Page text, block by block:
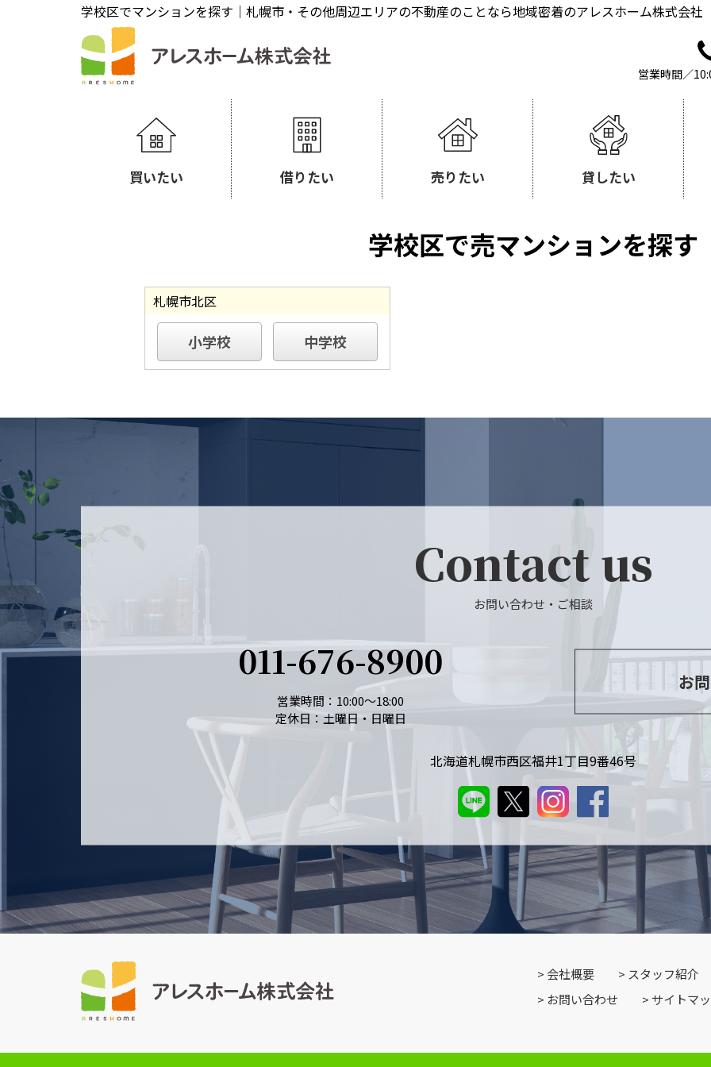
学校区でマンションを探す｜札幌市・その他周辺エリアの不動産のことなら地域密着のアレスホーム株式会社
営業時間／
買いたい 借りたい 売りたい 貸したい
学校区で売マンションを探す
札幌市北区
小学校 中学校
Contact us
お問い合わせ・ご相談
011-676-8900
営業時間：10:00～18:00
定休日：土曜日・日曜日
お
北海道札幌市西区福井1丁目9番46号
会社概要
スタッフ紹介
お問い合わせ
サイトマ